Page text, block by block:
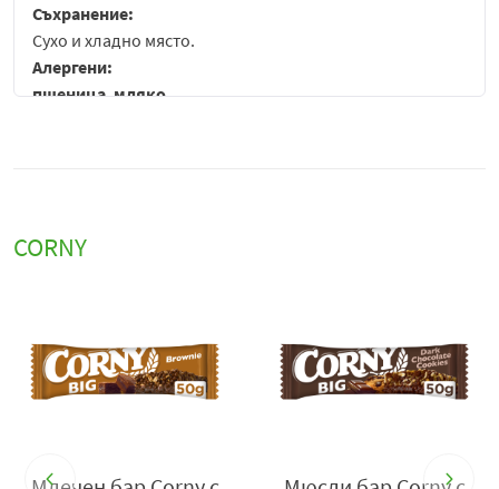
Съхранение:
Сухо и хладно място.
Алергени:
пшеница,мляко
закуска за награда на самите вас между храненията
Вносител: „Пауърмарк“ ООД, гр. София 1517,
ул. „Бесарабия“ 112, тел.: +359 2 424 73 73, e-
mail:
headoffice@powermark.bg ,www.powermark.bg
CORNY